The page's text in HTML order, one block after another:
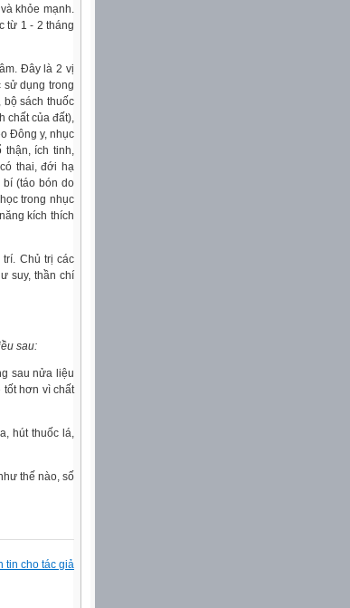
khỏe mạnh.
từ 1 - 2 tháng
Đây là 2 vị
sử dụng trong
sách thuốc
chất của đất),
Đông y, nhục
thận, ích tinh,
thai, đới hạ
bí (táo bón do
trong nhục
kích thích
Chủ trị các
suy, thần chí
sau:
sau nửa liệu
tốt hơn vì chất
hút thuốc lá,
thế nào, số
tin cho tác giả